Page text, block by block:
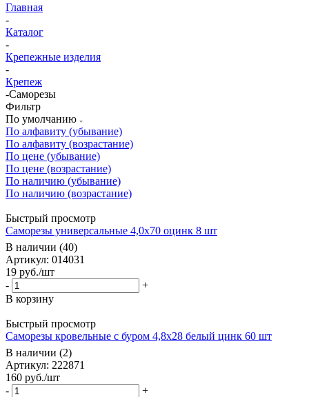
Главная
-
Каталог
-
Крепежные изделия
-
Крепеж
-Саморезы
Фильтр
По умолчанию
По алфавиту (убывание)
По алфавиту (возрастание)
По цене (убывание)
По цене (возрастание)
По наличию (убывание)
По наличию (возрастание)
Быстрый просмотр
Саморезы универсальные 4,0x70 оцинк 8 шт
В наличии (40)
Артикул: 014031
19 руб./шт
-
+
В корзину
Быстрый просмотр
Саморезы кровельные с буром 4,8x28 белый цинк 60 шт
В наличии (2)
Артикул: 222871
160 руб./шт
-
+